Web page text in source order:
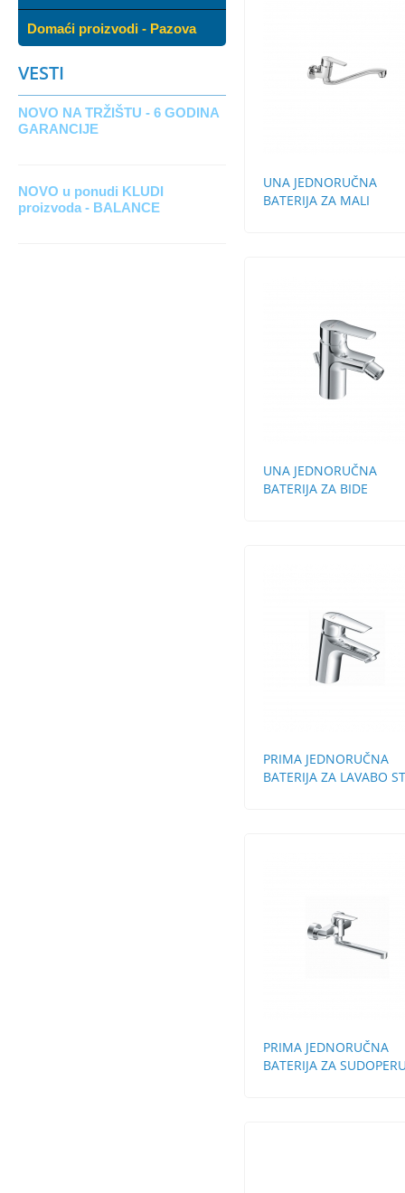
Domaći proizvodi - Pazova
VESTI
NOVO NA TRŽIŠTU - 6 GODINA
GARANCIJE
NOVO u ponudi KLUDI
proizvoda - BALANCE
UNA JEDNORUČNA
BATERIJA ZA MALI
UNA JEDNORUČNA
BATERIJA ZA BIDE
PRIMA JEDNORUČNA
BATERIJA ZA LAVABO
PRIMA JEDNORUČNA
BATERIJA ZA